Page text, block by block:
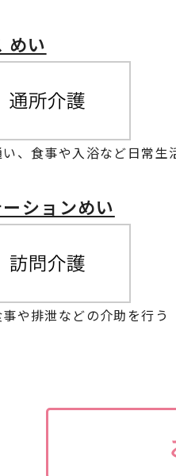
めい
、食事や入浴など日常生
ションめい
や排泄などの介助を行